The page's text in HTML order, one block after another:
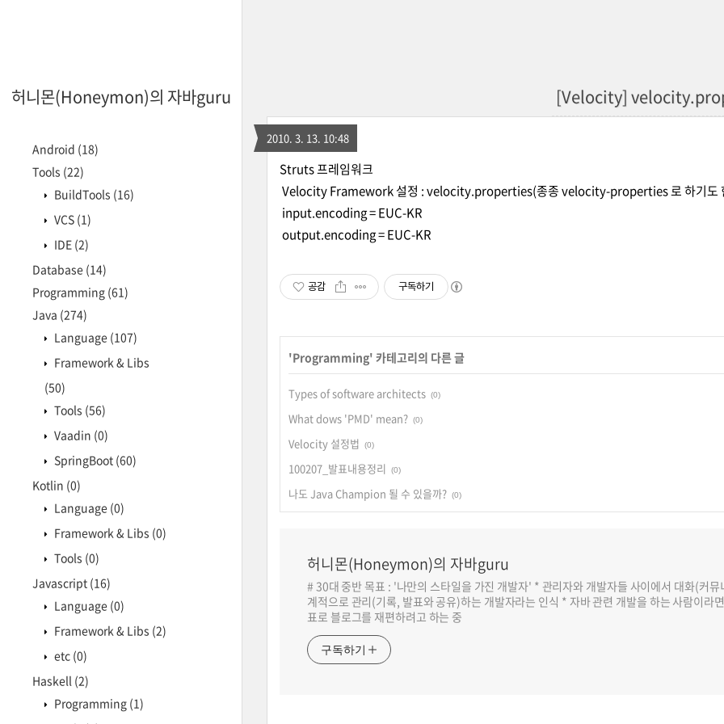
허니몬(Honeymon)의 자바guru
Android (18)
Tools (22)
BuildTools (16)
VCS (1)
IDE (2)
Database (14)
Programming (61)
Java (274)
Language (107)
Framework & Libs
(50)
Tools (56)
Vaadin (0)
SpringBoot (60)
Kotlin (0)
Language (0)
Framework & Libs (0)
Tools (0)
Javascript (16)
Language (0)
Framework & Libs (2)
etc (0)
Haskell (2)
Programming (1)
[Velocity]
2010. 3. 13. 10:48
Struts 프레임워크
Velocity Framework 설정 : velocity.properties(종종 velocity-properties 로 하기도
input.encoding = EUC-KR
output.encoding = EUC-KR
공감 구독하기
'Programming' 카테고리의 다른 글
Types of software architects (0)
What dows 'PMD' mean? (0)
Velocity 설정법
(0)
100207_발표내용정리
(0)
나도 Java Champion 될 수 있을까? (0)
허니몬(Honeymon)의 자바guru
# 30대 중반 목표 : '나만의 스타일을 가진 개발자' * 관리자와 개발자들 사이에서 대화(커
계적으로 관리(기록, 발표와 공유)하는 개발자라는 인식 * 자바 관련 개발을 하는 사람이라
표로 블로그를 재편하려고 하는 중
구독하기